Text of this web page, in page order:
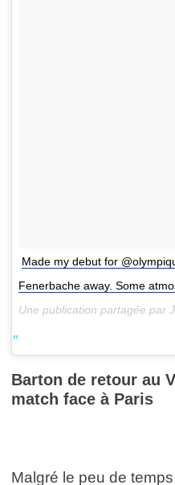
Made my debut for
Fenerbache away. Some
Une publication partagée par
Barton de retour au
match face à Paris
Malgré le peu de